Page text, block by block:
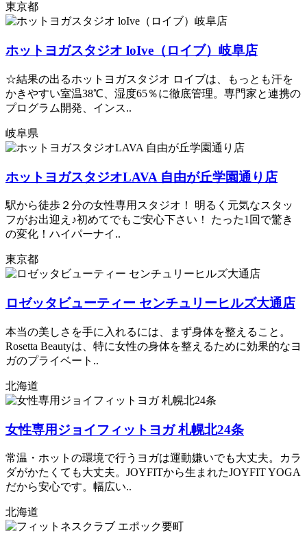
東京都
ホットヨガスタジオ loIve（ロイブ）岐阜店
☆結果の出るホットヨガスタジオ ロイブは、もっとも汗を
かきやすい室温38℃、湿度65％に徹底管理。専門家と連携の
プログラム開発、インス..
岐阜県
ホットヨガスタジオLAVA 自由が丘学園通り店
駅から徒歩２分の女性専用スタジオ！ 明るく元気なスタッ
フがお出迎え♪初めてでもご安心下さい！ たった1回で驚き
の変化！ハイパーナイ..
東京都
ロゼッタビューティー センチュリーヒルズ大通店
本当の美しさを手に入れるには、まず身体を整えること。
Rosetta Beautyは、特に女性の身体を整えるために効果的なヨ
ガのプライベート..
北海道
女性専用ジョイフィットヨガ 札幌北24条
常温・ホットの環境で行うヨガは運動嫌いでも大丈夫。カラ
ダがかたくても大丈夫。JOYFITから生まれたJOYFIT YOGA
だから安心です。幅広い..
北海道